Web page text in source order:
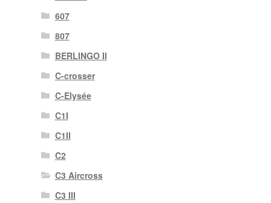
607
807
BERLINGO II
C-crosser
C-Elysée
C1I
C1II
C2
C3 Aircross
C3 III